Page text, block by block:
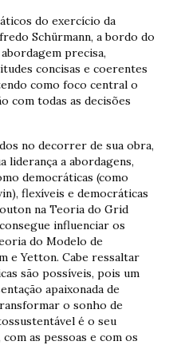
do exercício da
Schürmann, a bordo do
precisa,
concisas e coerentes
como foco central o
com todas as decisões
no decorrer de sua obra,
liderança a abordagens,
democráticas (como
flexíveis e democráticas
na Teoria do Grid
influenciar os
do Modelo de
e Yetton. Cabe ressaltar
são possíveis, pois um
apaixonada de
o sonho de
é o seu
as pessoas e com os